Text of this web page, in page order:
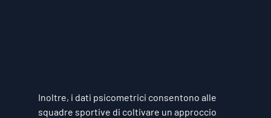
Inoltre, i dati psicometrici consentono alle
squadre sportive di coltivare un approccio